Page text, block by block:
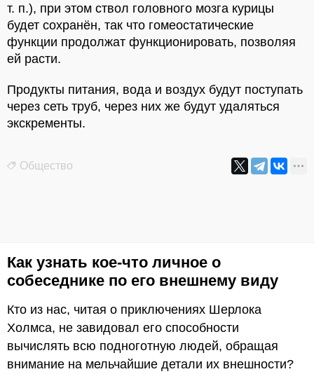
т. п.), при этом ствол головного мозга курицы
будет сохранён, так что гомеостатические
функции продолжат функционировать, позволяя
ей расти.
Продукты питания, вода и воздух будут поступать
через сеть труб, через них же будут удаляться
экскременты.
Общество
Как узнать кое-что личное о
собеседнике по его внешнему виду
Кто из нас, читая о приключениях Шерлока
Холмса, не завидовал его способности
вычислять всю подноготную людей, обращая
внимание на мельчайшие детали их внешности?